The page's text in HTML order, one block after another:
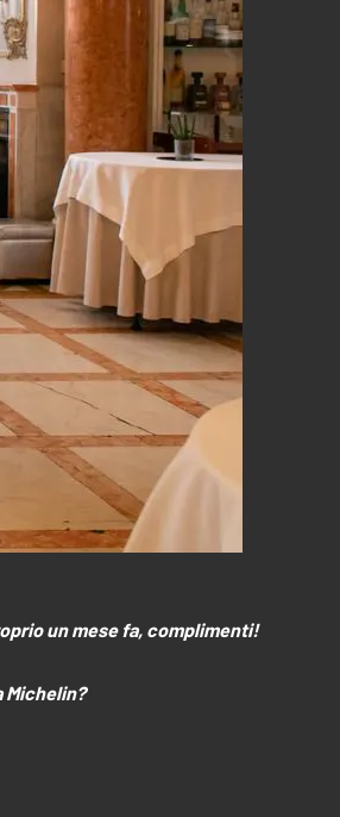
un mese fa, complimenti!
Michelin?